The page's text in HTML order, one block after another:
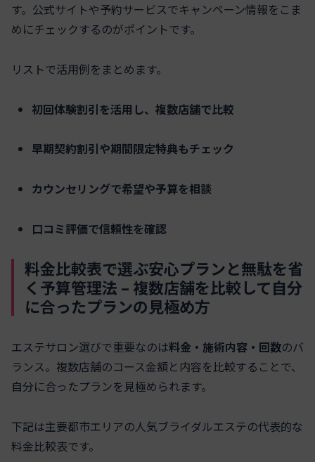
す。公式サイトや予約サービスでキャンペーン情報をこま
めにチェックするのがポイントです。
リストで活用例をまとめます。
初回体験割引を活用し、複数店舗で比較
早期契約割引や期間限定特典もチェック
カウンセリングで希望や予算を相談
口コミ評価で信頼性を確認
料金比較表で選ぶ安心プランと無駄を省
く予算管理法 – 複数店舗を比較して自分
に合ったプランの見極め方
エステサロン選びで重要なのは料金・施術内容・回数のバ
ランス。複数店舗のコース金額と内容を比較することで、
自分に合ったプランを見極められます。
下記は主要都市エリアの人気ブライダルエステの代表的な
料金比較表です。